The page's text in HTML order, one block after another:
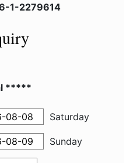
1-2279614
*****
Saturday
Sunday